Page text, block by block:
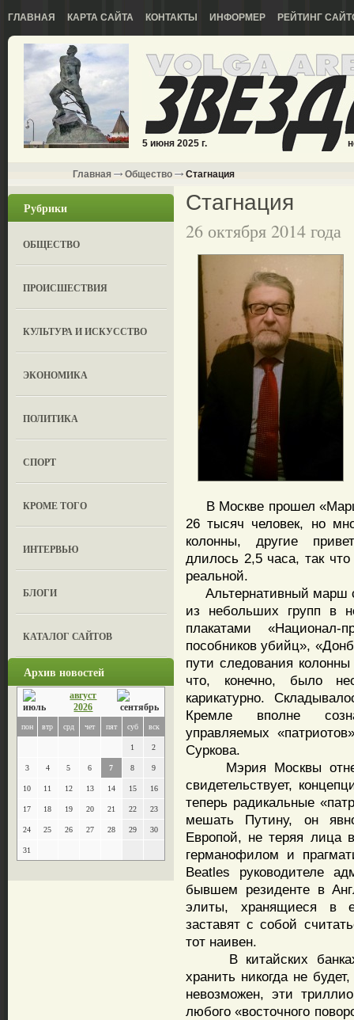
ГЛАВНАЯ КАРТА САЙТА КОНТАКТЫ ИНФОРМЕР РЕЙТИНГ
5 июня 2025 г.
Главная Общество Стагнация
Рубрики
ОБЩЕСТВО
ПРОИСШЕСТВИЯ
КУЛЬТУРА И ИСКУССТВО
ЭКОНОМИКА
ПОЛИТИКА
СПОРТ
КРОМЕ ТОГО
ИНТЕРВЬЮ
БЛОГИ
КАТАЛОГ САЙТОВ
Архив новостей
август
2026
пон втр срд чет пят суб вск
1 2
3 4 5 6 7 8 9
10 11 12 13 14 15 16
17 18 19 20 21 22 23
24 25 26 27 28 29 30
31
Стагнация
26 октября 2014 года
В Москве прошел «Марш
26 тысяч человек, но
колонны, другие
длилось 2,5 часа, так
реальной.
Альтернативный марш
из небольших групп в
плакатами
пособников убийц»,
пути следования
что, конечно, было
карикатурно.
Кремле вполне
управляемых
Суркова.
Мэрия Москвы
свидетельствует,
теперь радикальные
мешать Путину, он
Европой, не теряя лица
германофилом и
Beatles руководителе
бывшем резиденте в
элиты, хранящиеся в
заставят с собой
тот наивен.
В китайских банках
хранить никогда не
невозможен, эти
любого «восточного